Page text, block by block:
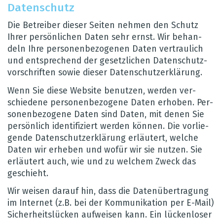
Daten­schutz
Die Betrei­ber die­ser Sei­ten neh­men den Schutz
Ihrer per­sön­li­chen Daten sehr ernst. Wir behan­
deln Ihre per­so­nen­be­zo­ge­nen Daten ver­trau­lich
und ent­spre­chend der gesetz­li­chen Daten­schutz­
vor­schrif­ten sowie die­ser Daten­schut­z­er­klä­rung.
Wenn Sie diese Web­site benut­zen, wer­den ver­
schie­dene per­so­nen­be­zo­gene Daten erho­ben. Per­
so­nen­be­zo­gene Daten sind Daten, mit denen Sie
per­sön­lich iden­ti­fi­ziert wer­den kön­nen. Die vor­lie­
gende Daten­schut­z­er­klä­rung erläu­tert, wel­che
Daten wir erhe­ben und wofür wir sie nut­zen. Sie
erläu­tert auch, wie und zu wel­chem Zweck das
geschieht.
Wir wei­sen dar­auf hin, dass die Daten­über­tra­gung
im Inter­net (z.B. bei der Kom­mu­ni­ka­tion per E-Mail)
Sicher­heits­lü­cken auf­wei­sen kann. Ein lücken­lo­ser